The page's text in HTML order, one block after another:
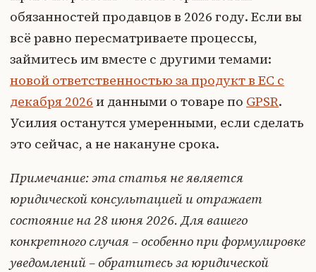
обязанностей продавцов в 2026 году. Если вы
всё равно пересматриваете процессы,
займитесь им вместе с другими темами:
новой ответственностью за продукт в ЕС с
декабря 2026 и данными о товаре по GPSR.
Усилия останутся умеренными, если сделать
это сейчас, а не накануне срока.
Примечание: эта статья не является
юридической консультацией и отражает
состояние на 28 июня 2026. Для вашего
конкретного случая – особенно при формулировке
уведомлений – обратитесь за юридической